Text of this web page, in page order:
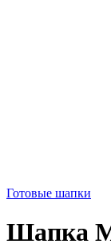
Готовые шапки
Шапка